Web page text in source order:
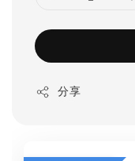
分享